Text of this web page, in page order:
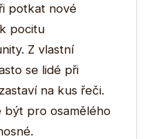
potkat nové
pocitu
Z vlastní
se lidé při
na kus řeči.
být pro osamělého